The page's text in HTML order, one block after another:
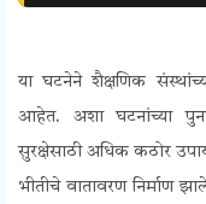
या घटनेने शैक्षणिक
आहेत. अशा घटनांच्या
सुरक्षेसाठी अधिक कठोर
भीतीचे वातावरण निर्माण